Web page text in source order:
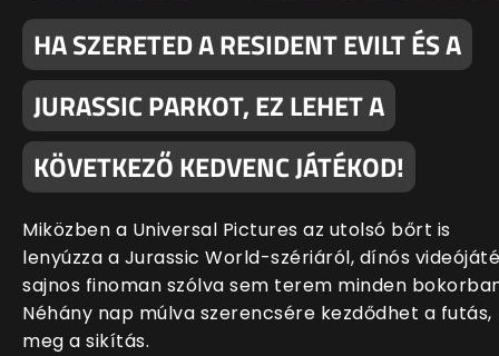
HA SZERETED A RESIDENT EVILT ÉS A
JURASSIC PARKOT, EZ LEHET A
KÖVETKEZŐ KEDVENC JÁTÉKOD!
Miközben a Universal Pictures az utolsó bőrt is
lenyúzza a Jurassic World-szériáról, dínós
sajnos finoman szólva sem terem minden
Néhány nap múlva szerencsére kezdődhet a futás,
meg a sikítás.